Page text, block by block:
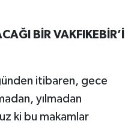
BİR VAKFIKEBİR’İ
itibaren, gece
yılmadan
ki bu makamlar